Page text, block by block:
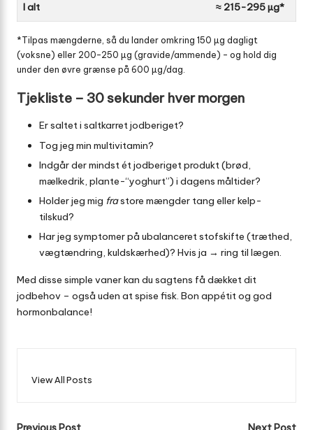
I alt ≈ 215-295 µg*
*Tilpas mængderne, så du lander omkring 150 µg dagligt
(voksne) eller 200-250 µg (gravide/ammende) – og hold dig
under den øvre grænse på 600 µg/dag.
Tjekliste – 30 sekunder hver morgen
Er saltet i saltkarret jodberiget?
Tog jeg min multivitamin?
Indgår der mindst ét jodberiget produkt (brød,
mælkedrik, plante-“yoghurt”) i dagens måltider?
Holder jeg mig frastore mængder tang eller kelp-
tilskud?
Har jeg symptomer på ubalanceret stofskifte (træthed,
vægtændring, kuldskærhed)? Hvis ja → ring til lægen.
Med disse simple vaner kan du sagtens få dækket dit
jodbehov – også uden at spise fisk. Bon appétit og god
hormonbalance!
View All Posts